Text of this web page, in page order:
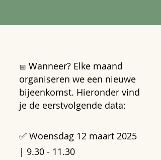
📅 Wanneer? Elke maand
organiseren we een nieuwe
bijeenkomst. Hieronder vind
je de eerstvolgende data:
✅ Woensdag 12 maart 2025
| 9.30 - 11.30